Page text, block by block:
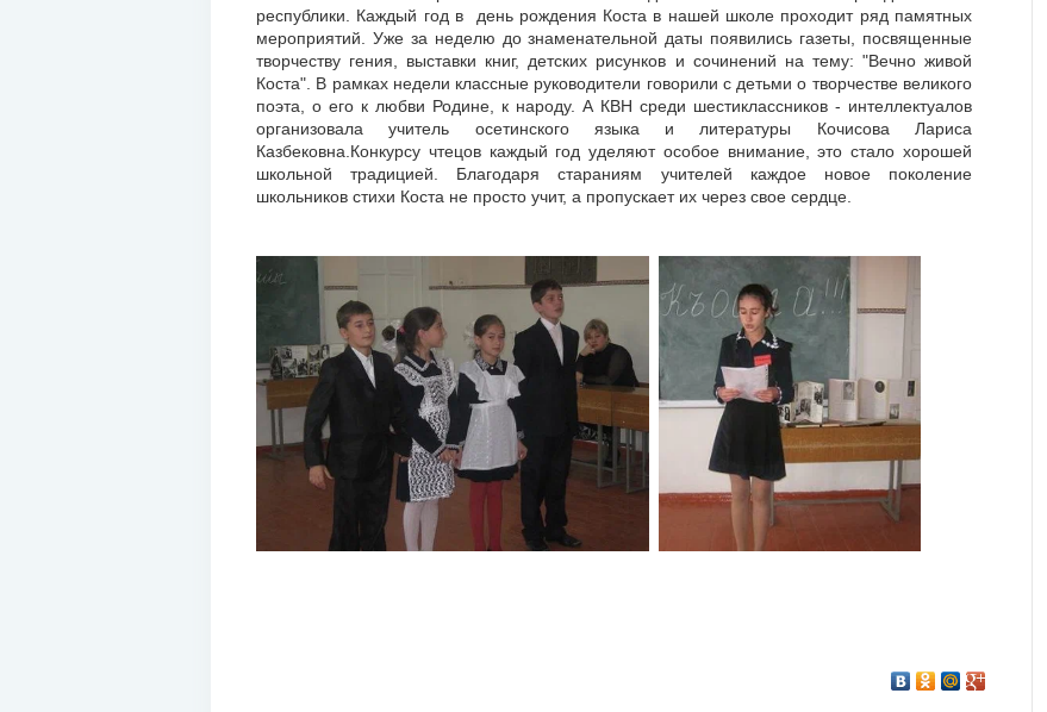
республики. Каждый год в день рождения Коста в нашей школе проходит ряд памятных
мероприятий. Уже за неделю до знаменательной даты появились газеты, посвященные
творчеству гения, выставки книг, детских рисунков и сочинений на тему: "Вечно живой
Коста". В рамках недели классные руководители говорили с детьми о творчестве великого
поэта, о его к любви Родине, к народу. А КВН среди шестиклассников - интеллектуалов
организовала учитель осетинского языка и литературы Кочисова Лариса
Казбековна.Конкурсу чтецов каждый год уделяют особое внимание, это стало хорошей
школьной традицией. Благодаря стараниям учителей каждое новое поколение
школьников стихи Коста не просто учит, а пропускает их через свое сердце.